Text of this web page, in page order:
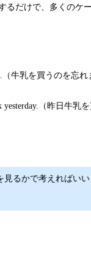
るだけで、多くのケ
牛乳を買うのを忘れ
（昨日牛乳
見るかで考えればいい